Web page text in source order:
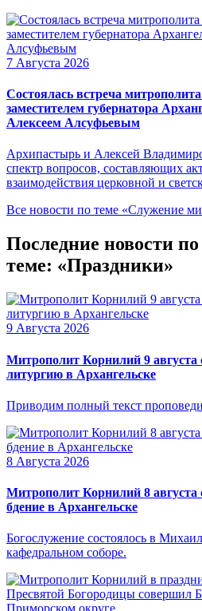
7 Августа 2026
Состоялась встреча
заместителем губернатора
Алексеем Алсуфьевым
Архипастырь и Алексей
спектр вопросов, составляющих
взаимодействия церковной и
Все новости по теме «Служение
Последние новости по
теме: «Праздники»
9 Августа 2026
Митрополит Корнилий 9
литургию в Архангельске
Приводим полный текст
8 Августа 2026
Митрополит Корнилий 8
бдение в Архангельске
Богослужение состоялось в
кафедральном соборе.